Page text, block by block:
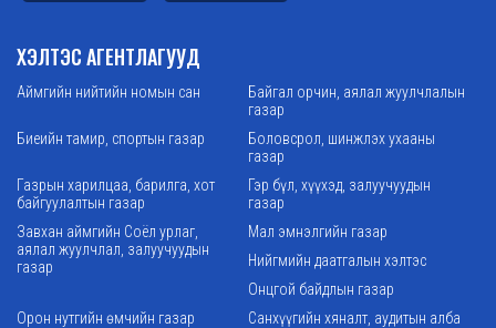
ХЭЛТЭС АГЕНТЛАГУУД
Аймгийн нийтийн номын сан
Байгал орчин, аялал жуулчлалын
газар
Биеийн тамир, спортын газар
Боловсрол, шинжлэх ухааны
газар
Газрын харилцаа, барилга, хот
байгуулалтын газар
Гэр бүл, хүүхэд, залуучуудын
газар
Завхан аймгийн Соёл урлаг,
аялал жуулчлал, залуучуудын
газар
Мал эмнэлгийн газар
Нийгмийн даатгалын хэлтэс
Онцгой байдлын газар
Орон нутгийн өмчийн газар
Санхүүгийн хяналт, аудитын алба